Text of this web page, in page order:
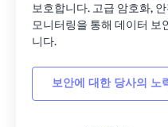
보호합니다. 고급 암호화,
모니터링을 통해 데이터 보
니다.
보안에 대한 당사의 노